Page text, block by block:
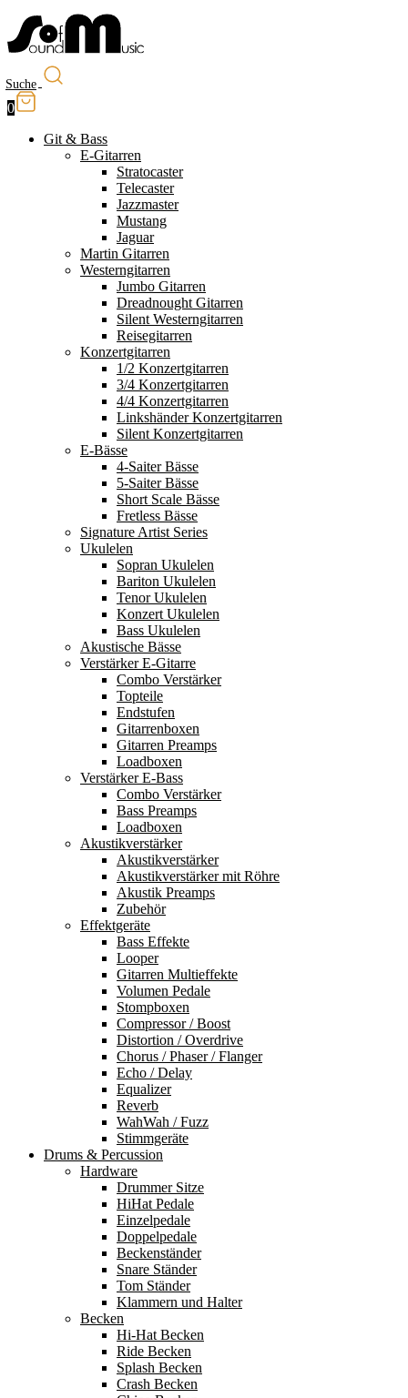
Suche
0
Git & Bass
E-Gitarren
Stratocaster
Telecaster
Jazzmaster
Mustang
Jaguar
Martin Gitarren
Westerngitarren
Jumbo Gitarren
Dreadnought Gitarren
Silent Westerngitarren
Reisegitarren
Konzertgitarren
1/2 Konzertgitarren
3/4 Konzertgitarren
4/4 Konzertgitarren
Linkshänder Konzertgitarren
Silent Konzertgitarren
E-Bässe
4-Saiter Bässe
5-Saiter Bässe
Short Scale Bässe
Fretless Bässe
Signature Artist Series
Ukulelen
Sopran Ukulelen
Bariton Ukulelen
Tenor Ukulelen
Konzert Ukulelen
Bass Ukulelen
Akustische Bässe
Verstärker E-Gitarre
Combo Verstärker
Topteile
Endstufen
Gitarrenboxen
Gitarren Preamps
Loadboxen
Verstärker E-Bass
Combo Verstärker
Bass Preamps
Loadboxen
Akustikverstärker
Akustikverstärker
Akustikverstärker mit Röhre
Akustik Preamps
Zubehör
Effektgeräte
Bass Effekte
Looper
Gitarren Multieffekte
Volumen Pedale
Stompboxen
Compressor / Boost
Distortion / Overdrive
Chorus / Phaser / Flanger
Echo / Delay
Equalizer
Reverb
WahWah / Fuzz
Stimmgeräte
Drums & Percussion
Hardware
Drummer Sitze
HiHat Pedale
Einzelpedale
Doppelpedale
Beckenständer
Snare Ständer
Tom Ständer
Klammern und Halter
Becken
Hi-Hat Becken
Ride Becken
Splash Becken
Crash Becken